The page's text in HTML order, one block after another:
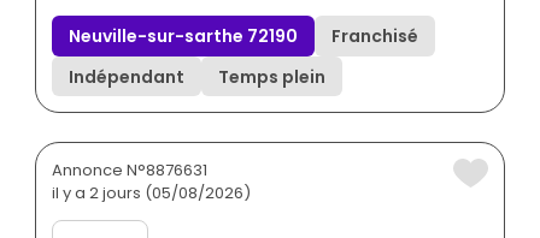
Neuville-sur-sarthe 72190
Franchisé
Indépendant
Temps plein
Annonce N°8876631
il y a 2 jours (05/08/2026)